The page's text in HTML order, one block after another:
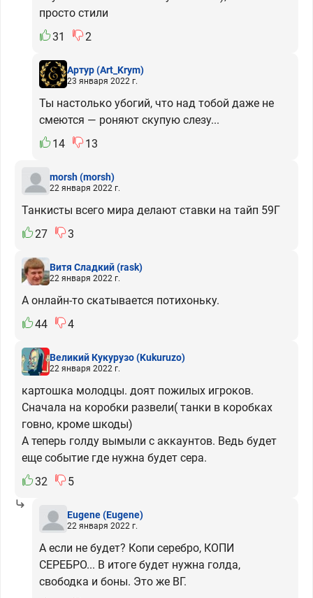
просто стили
31
2
Артур(Art_Krym)
23 января 2022 г.
Ты настолько убогий, что над тобой даже не
смеются — роняют скупую слезу...
14
13
morsh(morsh)
22 января 2022 г.
Танкисты всего мира делают ставки на тайп 59Г
27
3
Витя Сладкий(rask)
22 января 2022 г.
А онлайн-то скатывается потихоньку.
44
4
Великий Кукурузо(Kukuruzo)
22 января 2022 г.
картошка молодцы. доят пожилых игроков.
Сначала на коробки развели( танки в коробках
говно, кроме шкоды)
А теперь голду вымыли с аккаунтов. Ведь будет
еще событие где нужна будет сера.
32
5
Eugene(Eugene)
22 января 2022 г.
А если не будет? Копи серебро, КОПИ
СЕРЕБРО... В итоге будет нужна голда,
свободка и боны. Это же ВГ.